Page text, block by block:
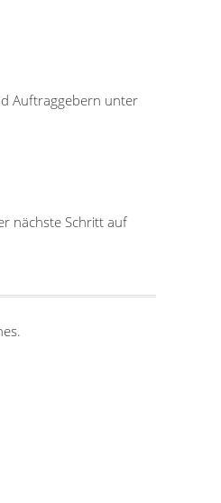
Auftraggebern unter
nächste Schritt auf